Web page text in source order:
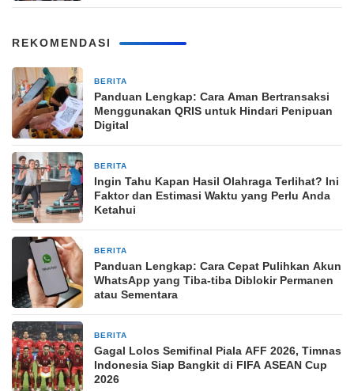
REKOMENDASI
BERITA
Panduan Lengkap: Cara Aman Bertransaksi
Menggunakan QRIS untuk Hindari Penipuan
Digital
BERITA
Ingin Tahu Kapan Hasil Olahraga Terlihat? Ini
Faktor dan Estimasi Waktu yang Perlu Anda
Ketahui
BERITA
Panduan Lengkap: Cara Cepat Pulihkan Akun
WhatsApp yang Tiba-tiba Diblokir Permanen
atau Sementara
BERITA
Gagal Lolos Semifinal Piala AFF 2026, Timnas
Indonesia Siap Bangkit di FIFA ASEAN Cup
2026